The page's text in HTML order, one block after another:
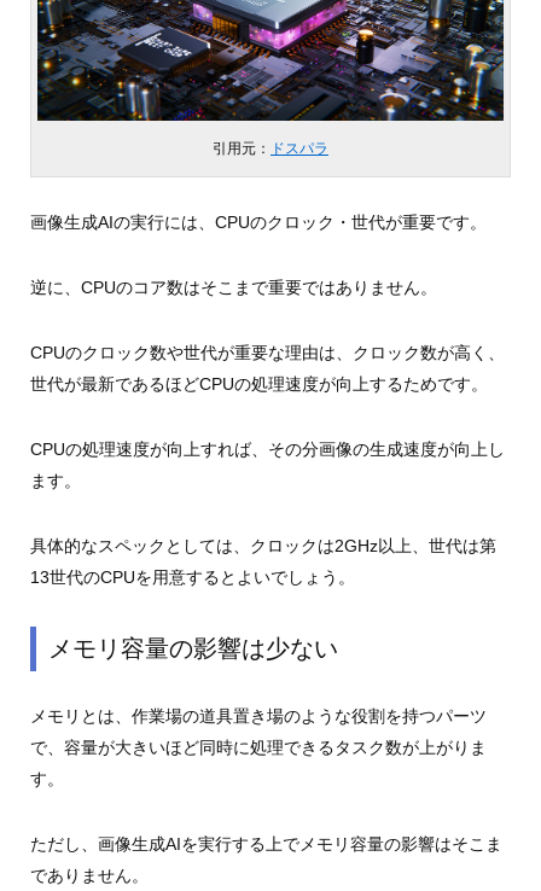
引用元： ドスパラ
画像生成AIの実行には、CPUのクロック・世代が重要です。
逆に、CPUのコア数はそこまで重要ではありません。
CPUのクロック数や世代が重要な理由は、クロック数が高く、
世代が最新であるほどCPUの処理速度が向上するためです。
CPUの処理速度が向上すれば、その分画像の生成速度が向上し
ます。
具体的なスペックとしては、クロックは2GHz以上、世代は第
13世代のCPUを用意するとよいでしょう。
メモリ容量の影響は少ない
メモリとは、作業場の道具置き場のような役割を持つパーツ
で、容量が大きいほど同時に処理できるタスク数が上がりま
す。
ただし、画像生成AIを実行する上でメモリ容量の影響はそこま
でありません。